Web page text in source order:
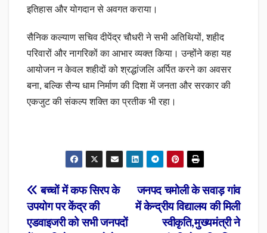
इतिहास और योगदान से अवगत कराया।
सैनिक कल्याण सचिव दीपेंद्र चौधरी ने सभी अतिथियों, शहीद
परिवारों और नागरिकों का आभार व्यक्त किया। उन्होंने कहा यह
आयोजन न केवल शहीदों को श्रद्धांजलि अर्पित करने का अवसर
बना, बल्कि सैन्य धाम निर्माण की दिशा में जनता और सरकार की
एकजुट की संकल्प शक्ति का प्रतीक भी रहा।
Post
navigation
जनपद चमोली के सवाड़ गांव
में केन्द्रीय विद्यालय की मिली
स्वीकृति,मुख्यमंत्री ने
बच्चों में कफ सिरप के
उपयोग पर केंद्र की
एडवाइजरी को सभी जनपदों